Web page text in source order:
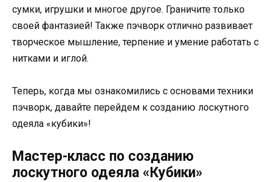
сумки, игрушки и многое другое. Граничите только
своей фантазией! Также пэчворк отлично развивает
творческое мышление, терпение и умение работать с
нитками и иглой.
Теперь, когда мы ознакомились с основами техники
пэчворк, давайте перейдем к созданию лоскутного
одеяла «кубики»!
Мастер-класс по созданию
лоскутного одеяла «Кубики»